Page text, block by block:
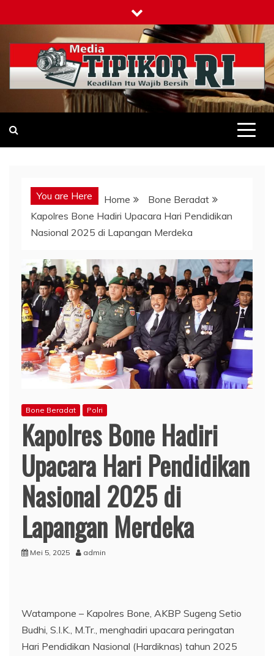
to
content
Tipikor-ri-online.my.id
Keadilan Itu Wajib Bersih
You are Here Home
Bone Beradat
Kapolres Bone Hadiri Upacara Hari Pendidikan
Nasional 2025 di Lapangan Merdeka
Bone Beradat Polri
Kapolres Bone Hadiri
Upacara Hari Pendidikan
Nasional 2025 di
Lapangan Merdeka
Mei 5, 2025 admin
Watampone – Kapolres Bone, AKBP Sugeng Setio
Budhi, S.I.K., M.Tr., menghadiri upacara peringatan
Hari Pendidikan Nasional (Hardiknas) tahun 2025